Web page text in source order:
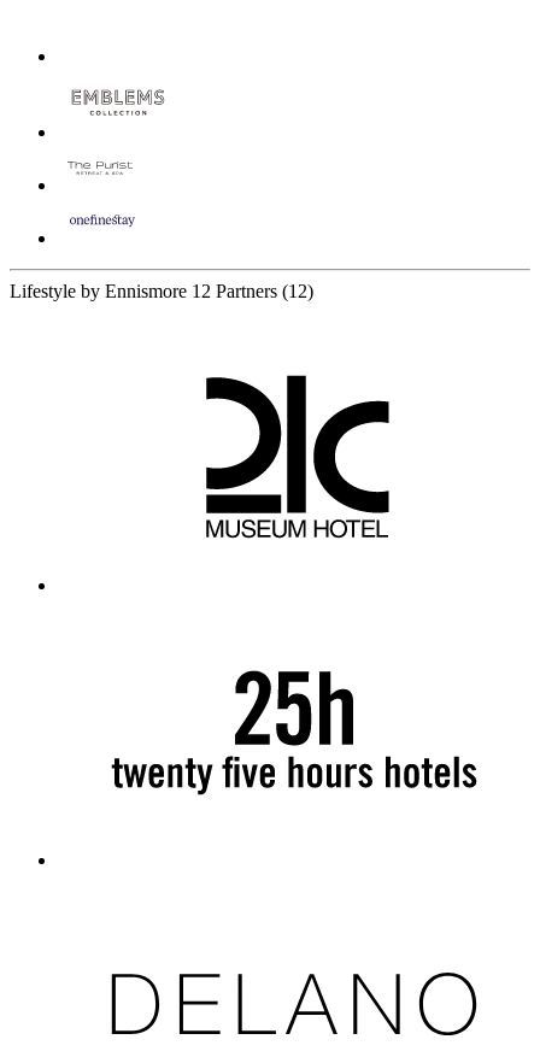
Lifestyle by Ennismore 12 Partners (12)